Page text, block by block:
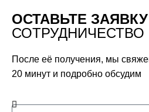
ОСТАВЬТЕ ЗАЯВКУ
СОТРУДНИЧЕСТВО
После её получения, мы
20 минут и подробно обсудим